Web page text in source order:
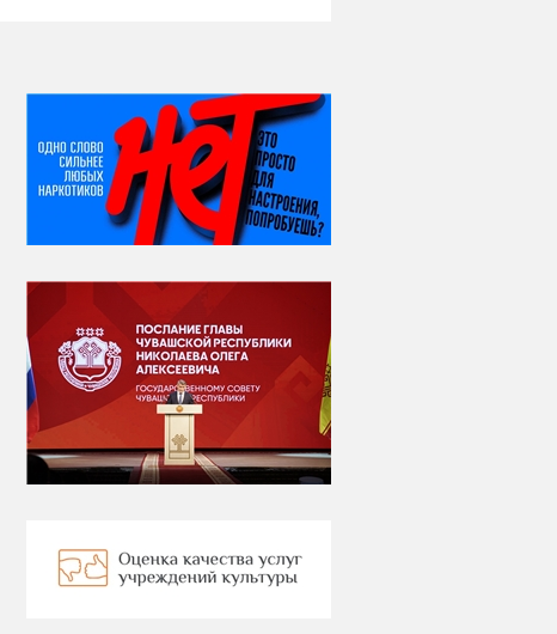
НИ ДНЯ БЕЗ ДАТЫ...
07 августа
Я встретил вас – и
всё былое...